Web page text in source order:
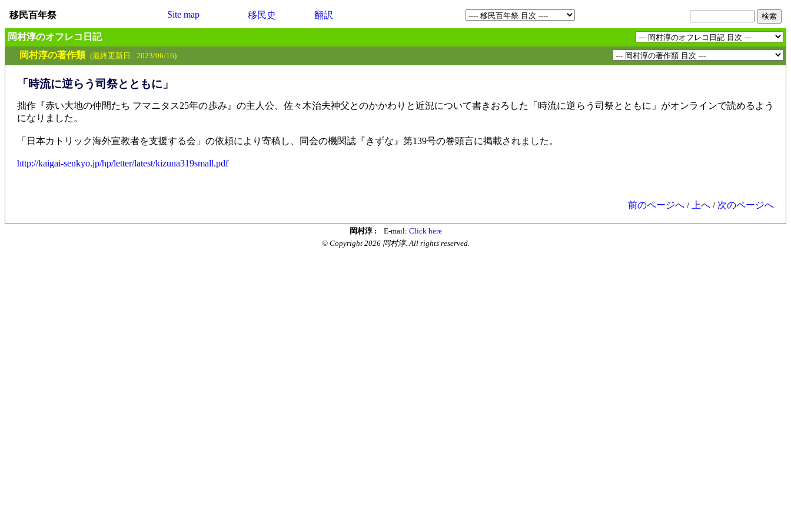
移民百年祭 Site map 移民史 翻訳
岡村淳のオフレコ日記
岡村淳の著作類 (最終更新日 : 2023/06/16)
「時流に逆らう司祭とともに」
拙作『赤い大地の仲間たち フマニタス25年の歩み』の主人公、佐々木治夫神父とのかかわりと近況について書きおろした「時流に逆らう司祭とともに」がオンラインで読めるよう
になりました。
「日本カトリック海外宣教者を支援する会」の依頼により寄稿し、同会の機関誌『きずな』第139号の巻頭言に掲載されました。
http://kaigai-senkyo.jp/hp/letter/latest/kizuna319small.pdf
前のページへ / 上へ / 次のページへ
岡村淳 : E-mail: Click here
© Copyright 2026 岡村淳. All rights reserved.